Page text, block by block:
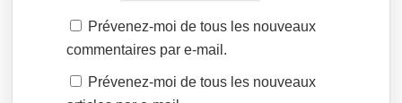
Prévenez-moi de tous les nouveaux
commentaires par e-mail.
Prévenez-moi de tous les nouveaux